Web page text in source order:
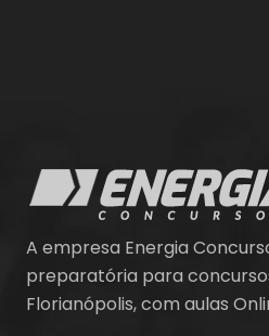
A empresa Energia
preparatória para
Florianópolis, com aulas